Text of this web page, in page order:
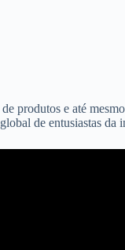
de produtos e até
de entusiastas